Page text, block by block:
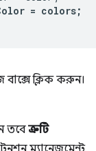
= colors;
ক্লিক করুন।
তবেত্রুটি